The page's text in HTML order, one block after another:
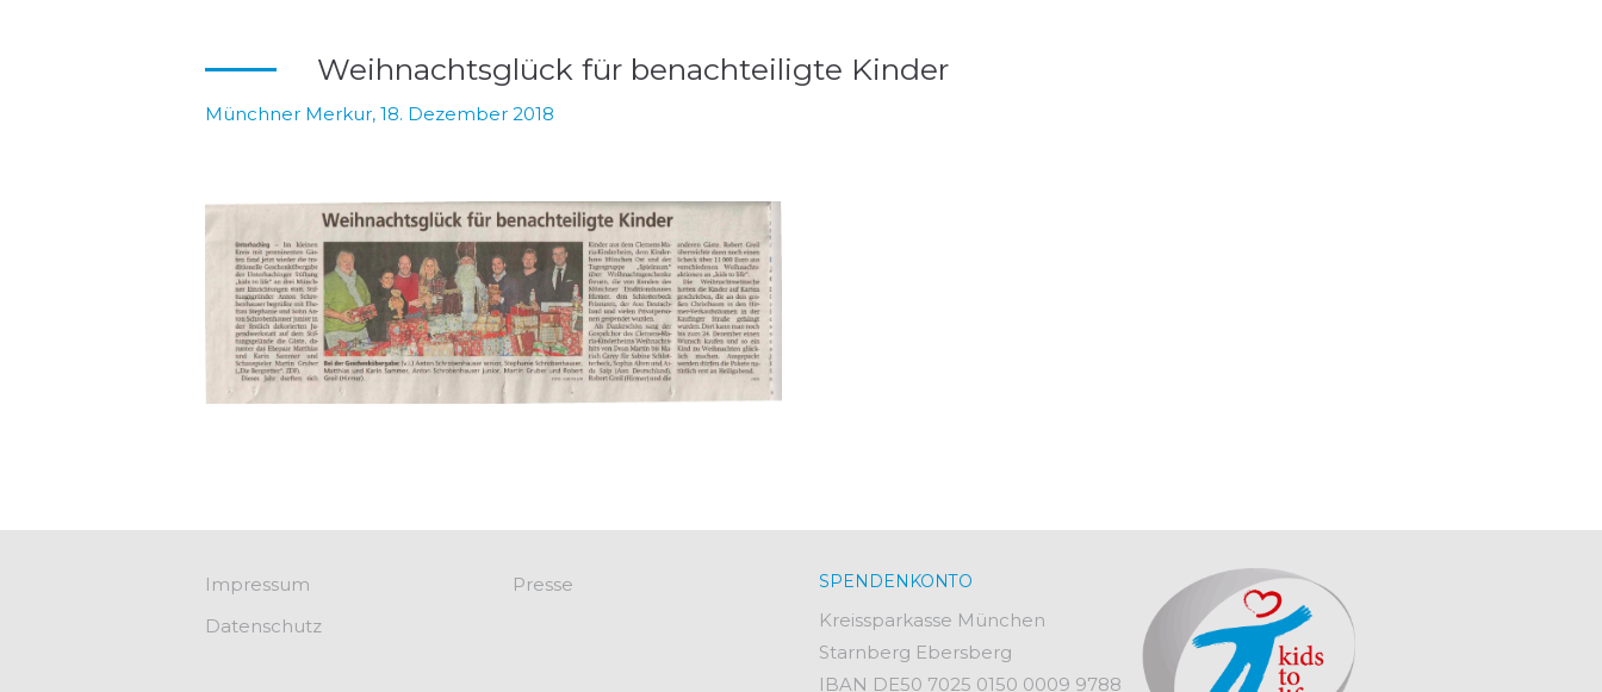
Weihnachtsglück für benachteiligte Kinder
Münchner Merkur, 18. Dezember 2018
Impressum
Datenschutz
Presse SPENDENKONTO
Kreissparkasse München
Starnberg Ebersberg
IBAN DE50 7025 0150 0009 9788